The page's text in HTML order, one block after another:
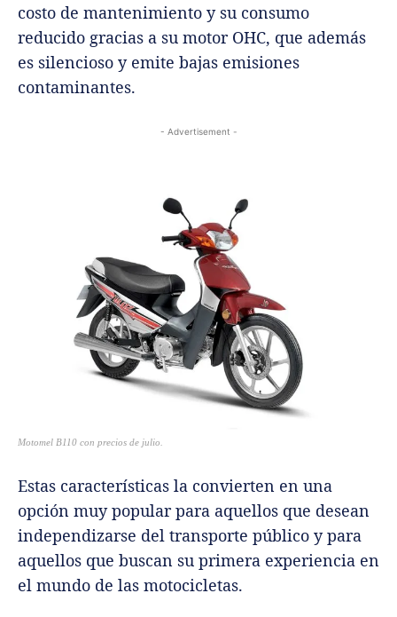
costo de mantenimiento y su consumo
reducido gracias a su motor OHC, que además
es silencioso y emite bajas emisiones
contaminantes.
- Advertisement -
Motomel B110 con precios de julio.
Estas características la convierten en una
opción muy popular para aquellos que desean
independizarse del transporte público y para
aquellos que buscan su primera experiencia en
el mundo de las motocicletas.